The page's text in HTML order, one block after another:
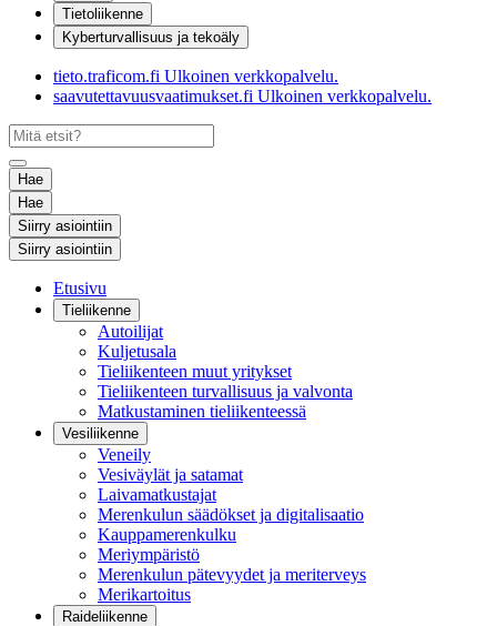
Tietoliikenne
Kyberturvallisuus ja tekoäly
tieto.traficom.fi Ulkoinen verkkopalvelu.
saavutettavuusvaatimukset.fi Ulkoinen verkkopalvelu.
Hae
Hae
Siirry asiointiin
Siirry asiointiin
Etusivu
Tieliikenne
Autoilijat
Kuljetusala
Tieliikenteen muut yritykset
Tieliikenteen turvallisuus ja valvonta
Matkustaminen tieliikenteessä
Vesiliikenne
Veneily
Vesiväylät ja satamat
Laivamatkustajat
Merenkulun säädökset ja digitalisaatio
Kauppamerenkulku
Meriympäristö
Merenkulun pätevyydet ja meriterveys
Merikartoitus
Raideliikenne